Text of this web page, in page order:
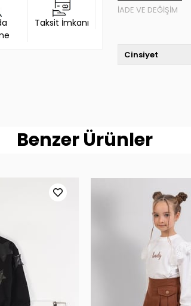
Taksit İmkanı
İADE VE DEĞIŞIM
Cinsiyet
Benzer Ürünler